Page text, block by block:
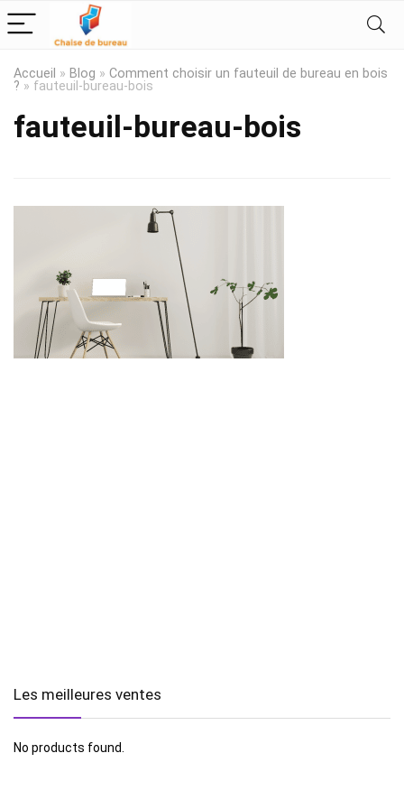
Accueil » Blog » Comment choisir un fauteuil de bureau en bois
? » fauteuil-bureau-bois
fauteuil-bureau-bois
Les meilleures ventes
No products found.